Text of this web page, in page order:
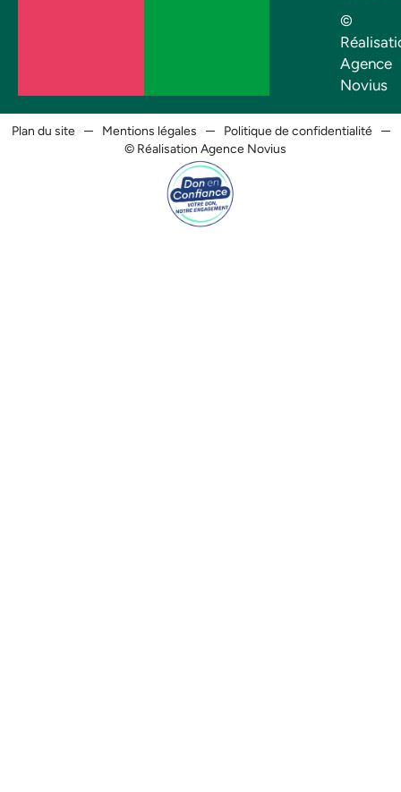
©
Agence
Novius
Plan du site Mentions légales
Politique de confidentialité
© Réalisation Agence Novius